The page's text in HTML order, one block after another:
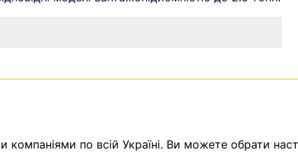
по всій Україні. Ви можете обрати